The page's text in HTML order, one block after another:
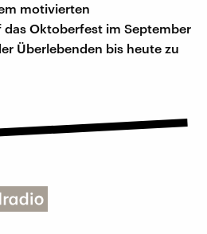
motivierten
das Oktoberfest im September
Überlebenden bis heute zu